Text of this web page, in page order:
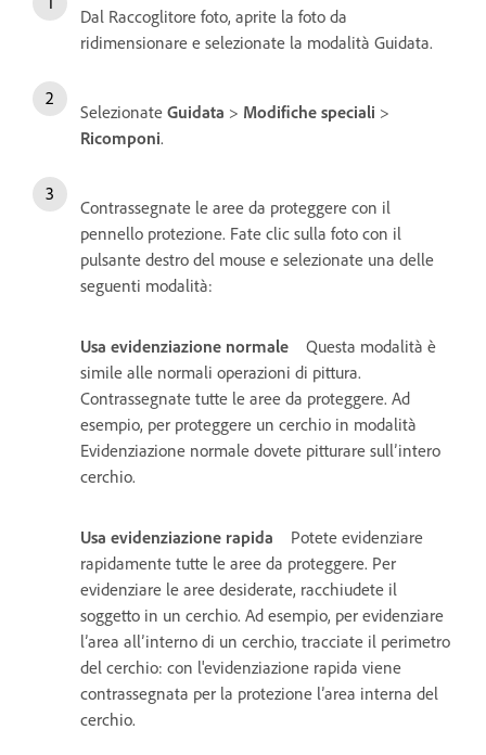
Dal Raccoglitore foto, aprite la foto da
ridimensionare e selezionate la modalità Guidata.
Selezionate Guidata > Modifiche speciali >
Ricomponi.
Contrassegnate le aree da proteggere con il
pennello protezione. Fate clic sulla foto con il
pulsante destro del mouse e selezionate una delle
seguenti modalità:
Usa evidenziazione normale
Questa modalità è
simile alle normali operazioni di pittura.
Contrassegnate tutte le aree da proteggere. Ad
esempio, per proteggere un cerchio in modalità
Evidenziazione normale dovete pitturare sull’intero
cerchio.
Usa evidenziazione rapida
Potete evidenziare
rapidamente tutte le aree da proteggere. Per
evidenziare le aree desiderate, racchiudete il
soggetto in un cerchio. Ad esempio, per evidenziare
l’area all’interno di un cerchio, tracciate il perimetro
del cerchio: con l'evidenziazione rapida viene
contrassegnata per la protezione l’area interna del
cerchio.